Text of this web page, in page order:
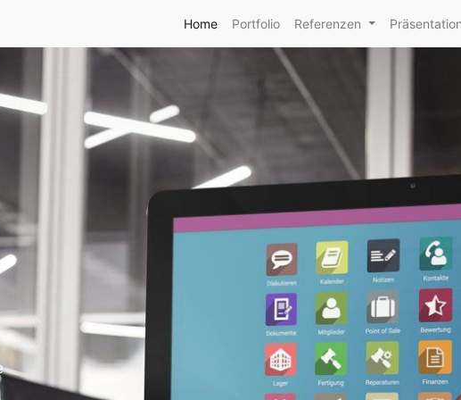
Home Portfolio Referenzen